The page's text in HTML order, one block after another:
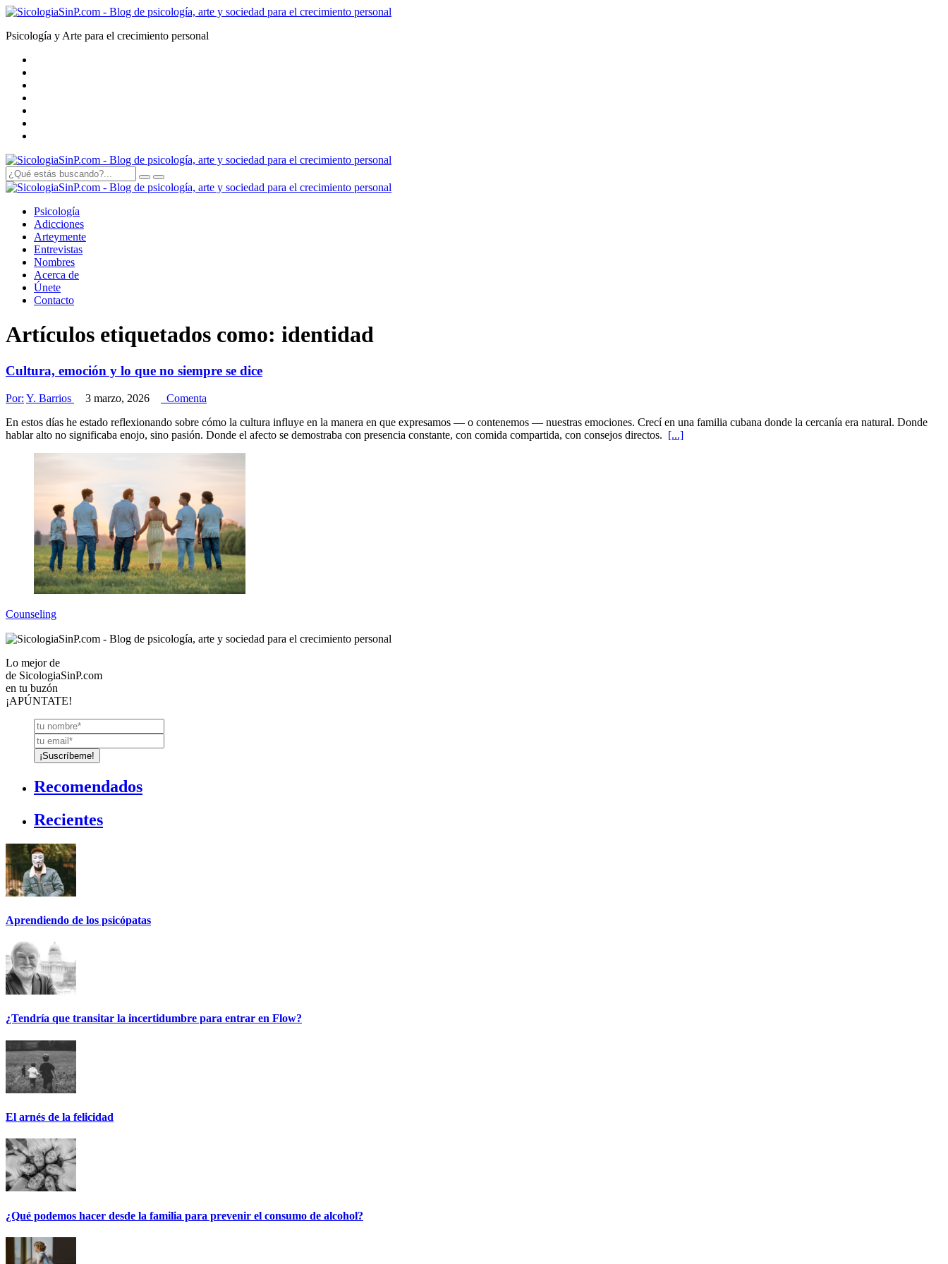
Psicología y Arte para el crecimiento personal
Psicología
Adicciones
Arteymente
Entrevistas
Nombres
Acerca de
Únete
Contacto
Artículos etiquetados como: identidad
Cultura, emoción y lo que no siempre se dice
Por: Y. Barrios 3 marzo, 2026
Comenta
En estos días he estado reflexionando sobre cómo la cultura influye en la manera en que expresamos — o contenemos — nuestras emociones. Crecí en una familia cubana donde la cercanía era natural. Donde
hablar alto no significaba enojo, sino pasión. Donde el afecto se demostraba con presencia constante, con comida compartida, con consejos directos. [...]
Counseling
Lo mejor de
de SicologiaSinP.com
en tu buzón
¡APÚNTATE!
Recomendados
Recientes
Aprendiendo de los psicópatas
¿Tendría que transitar la incertidumbre para entrar en Flow?
El arnés de la felicidad
¿Qué podemos hacer desde la familia para prevenir el consumo de alcohol?